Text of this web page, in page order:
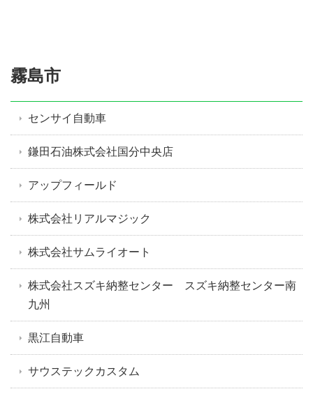
霧島市
センサイ自動車
鎌田石油株式会社国分中央店
アップフィールド
株式会社リアルマジック
株式会社サムライオート
株式会社スズキ納整センター スズキ納整センター南
九州
黒江自動車
サウステックカスタム